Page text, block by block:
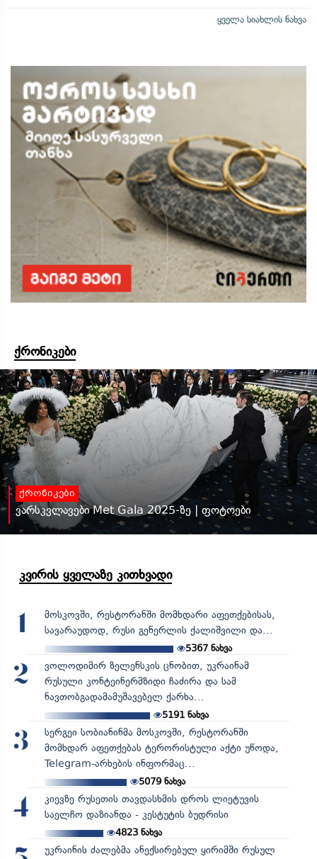
ყველა სიახლის ნახვა
ქრონიკები
ქრონიკები
ვარსკვლავები Met Gala 2025-ზე | ფოტოები
კვირის ყველაზე კითხვადი
1
მოსკოვში, რესტორანში მომხდარი აფეთქებისას,
სავარაუდოდ, რუსი გენერლის ქალიშვილი და...
5367 ნახვა
2
ვოლოდიმირ ზელენსკის ცნობით, უკრაინამ
რუსული კონტეინერმზიდი ჩაძირა და სამ
ნავთობგადამამუშავებელ ქარხა...
5191ნახვა
3
სერგეი სობიანინმა მოსკოვში, რესტორანში
მომხდარ აფეთქებას ტერორისტული აქტი უწოდა,
Telegram-არხების ინფორმაც...
5079ნახვა
4
კიევზე რუსეთის თავდასხმის დროს ლიეტუვის
საელჩო დაზიანდა - კესტუტის ბუდრისი
4823ნახვა
უკრაინის ძალებმა ანექსირებულ ყირიმში რუსულ